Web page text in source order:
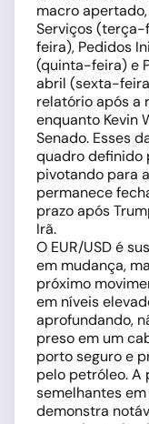
macro
Serviços (terça-
feira), Pedidos
(quinta-feira) e
abril (sexta-
relatório após a
enquanto Kevin
Senado. Esses
quadro definido
pivotando para
permanece
prazo após
Irã.
O EUR/USD é
em mudança,
próximo
em níveis
aprofundando,
preso em um
porto seguro e
pelo petróleo. A
semelhantes
demonstra